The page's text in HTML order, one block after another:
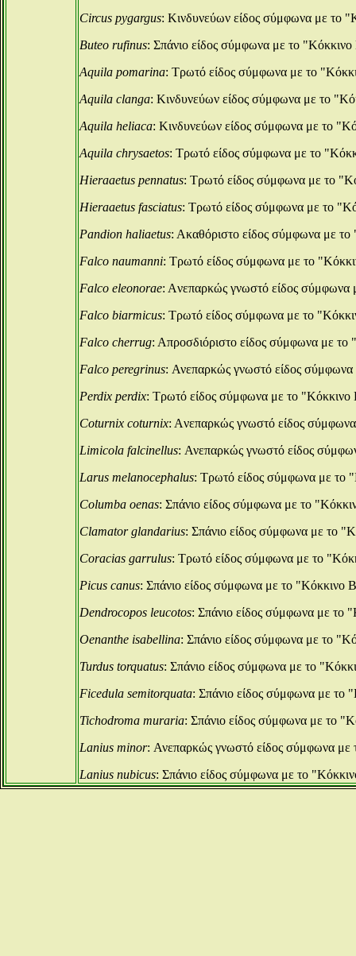
Circus pygargus: Κινδυνεύων είδος σύμφωνα με το
Buteo rufinus: Σπάνιο είδος σύμφωνα με το
Aquila pomarina: Tρωτό είδος σύμφωνα με το
Aquila clanga: Κινδυνεύων είδος σύμφωνα με το
Aquila heliaca: Κινδυνεύων είδος σύμφωνα με το
Aquila chrysaetos: Τρωτό είδος σύμφωνα με το
Hieraaetus pennatus: Τρωτό είδος σύμφωνα με το
Hieraaetus fasciatus: Τρωτό είδος σύμφωνα με το
Pandion haliaetus: Aκαθόριστο είδος σύμφωνα με
Falco naumanni: Τρωτό είδος σύμφωνα με το
Falco eleonorae: Aνεπαρκώς γνωστό είδος σύμφωνα
Falco biarmicus: Τρωτό είδος σύμφωνα με το
Falco cherrug: Aπροσδιόριστο είδος σύμφωνα με
Falco peregrinus: Ανεπαρκώς γνωστό είδος
Perdix perdix: Τρωτό είδος σύμφωνα με το
Coturnix coturnix: Aνεπαρκώς γνωστό είδος
Limicola falcinellus: Ανεπαρκώς γνωστό είδος
Larus melanocephalus: Τρωτό είδος σύμφωνα με το
Columba oenas: Σπάνιο είδος σύμφωνα με το
Clamator glandarius: Σπάνιο είδος σύμφωνα με το
Coracias garrulus: Τρωτό είδος σύμφωνα με το
Picus canus: Σπάνιο είδος σύμφωνα με το "Κόκκινο
Dendrocopos leucotos: Σπάνιο είδος σύμφωνα με το
Oenanthe isabellina: Σπάνιο είδος σύμφωνα με το
Turdus torquatus: Σπάνιο είδος σύμφωνα με το
Ficedula semitorquata: Σπάνιο είδος σύμφωνα με το
Tichodroma muraria: Σπάνιο είδος σύμφωνα με το
Lanius minor: Ανεπαρκώς γνωστό είδος σύμφωνα με
Lanius nubicus: Σπάνιο είδος σύμφωνα με το